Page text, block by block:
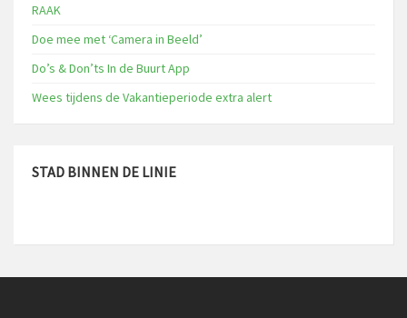
RAAK
Doe mee met ‘Camera in Beeld’
Do’s & Don’ts In de Buurt App
Wees tijdens de Vakantieperiode extra alert
STAD BINNEN DE LINIE